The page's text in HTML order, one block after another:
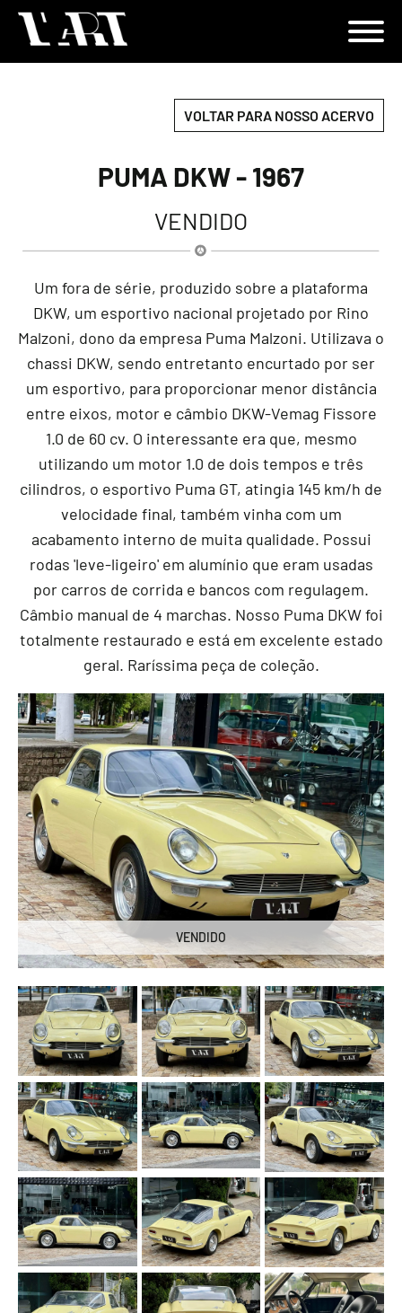
VOLTAR PARA NOSSO ACERVO
PUMA DKW - 1967
VENDIDO
Um fora de série, produzido sobre a plataforma
DKW, um esportivo nacional projetado por Rino
Malzoni, dono da empresa Puma Malzoni. Utilizava o
chassi DKW, sendo entretanto encurtado por ser
um esportivo, para proporcionar menor distância
entre eixos, motor e câmbio DKW-Vemag Fissore
1.0 de 60 cv. O interessante era que, mesmo
utilizando um motor 1.0 de dois tempos e três
cilindros, o esportivo Puma GT, atingia 145 km/h de
velocidade final, também vinha com um
acabamento interno de muita qualidade. Possui
rodas 'leve-ligeiro' em alumínio que eram usadas
por carros de corrida e bancos com regulagem.
Câmbio manual de 4 marchas. Nosso Puma DKW foi
totalmente restaurado e está em excelente estado
geral. Raríssima peça de coleção.
VENDIDO